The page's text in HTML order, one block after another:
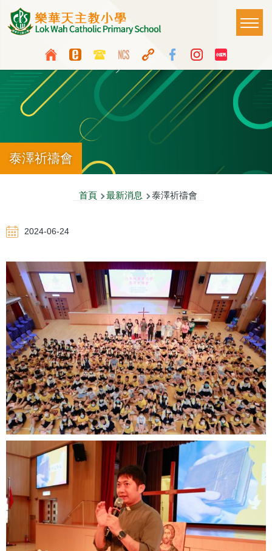
移至主內容
Top
Media
Icon
Button
Language
switcher
Main
泰澤祈禱會
連
結
首頁 最新消息 泰澤祈禱會
2024-06-24